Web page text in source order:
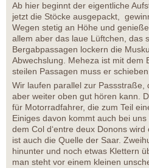
Ab hier beginnt der eigentliche
jetzt die Stöcke ausgepackt,
Wegen stetig an Höhe und
allem aber das laue Lüftchen, das
Bergabpassagen lockern die
Abwechslung. Meheza ist mit dem
steilen Passagen muss er
Wir laufen parallel zur Passstraße,
aber weiter oben gut hören kann.
für Motorradfahrer, die zum Teil
Einiges davon kommt auch bei
dem Col d‘entre deux Donons
ist auch die Quelle der Saar.
hinunter und noch etwas Klettern
man steht vor einem kleinen